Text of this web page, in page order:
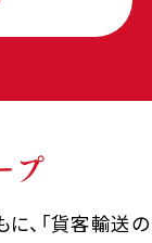
プ
、「貨客輸送の